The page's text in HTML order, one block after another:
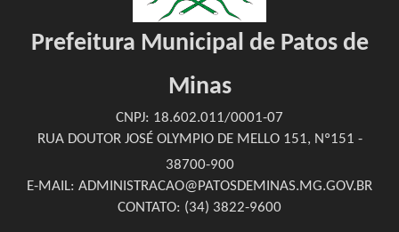
Prefeitura Municipal de Patos de
Minas
CNPJ: 18.602.011/0001-07
RUA DOUTOR JOSÉ OLYMPIO DE MELLO 151, Nº151 -
38700-900
E-MAIL: ADMINISTRACAO@PATOSDEMINAS.MG.GOV.BR
CONTATO: (34) 3822-9600